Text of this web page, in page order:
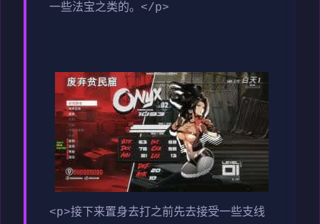
一些法宝之类的。</p>
<p>接下来置身去打之前先去接受一些支线